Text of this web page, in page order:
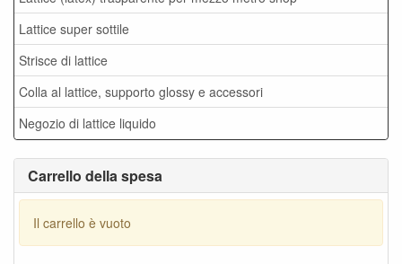
Lattice super sottile
Strisce di lattice
Colla al lattice, supporto glossy e accessori
Negozio di lattice liquido
Carrello della spesa
Il carrello è vuoto